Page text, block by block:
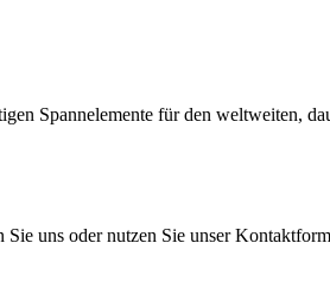
Spannelemente für den weltweiten,
uns oder nutzen Sie unser